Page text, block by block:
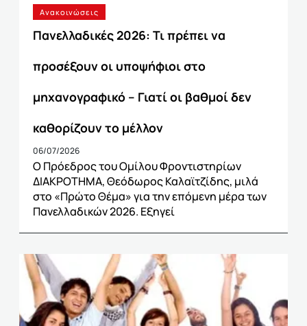
Ανακοινώσεις
Πανελλαδικές 2026: Τι πρέπει να
προσέξουν οι υποψήφιοι στο
μηχανογραφικό – Γιατί οι βαθμοί δεν
καθορίζουν το μέλλον
06/07/2026
Ο Πρόεδρος του Ομίλου Φροντιστηρίων
ΔΙΑΚΡΟΤΗΜΑ, Θεόδωρος Καλαϊτζίδης, μιλά
στο «Πρώτο Θέμα» για την επόμενη μέρα των
Πανελλαδικών 2026. Εξηγεί